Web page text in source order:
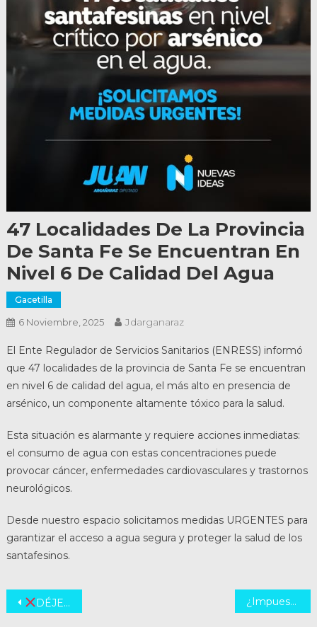
47 Localidades De La Provincia
De Santa Fe Se Encuentran En
Nivel 6 De Calidad Del Agua
Gacetilla
6 Noviembre, 2025 Jdarganaraz
El Ente Regulador de Servicios Sanitarios (ENRESS) informó
que 47 localidades de la provincia de Santa Fe se encuentran
en nivel 6 de calidad del agua, el más alto en presencia de
arsénico, un componente altamente tóxico para la salud.
Esta situación es alarmante y requiere acciones inmediatas:
el consumo de agua con estas concentraciones puede
provocar cáncer, enfermedades cardiovasculares y trastornos
neurológicos.
Desde nuestro espacio solicitamos medidas URGENTES para
garantizar el acceso a agua segura y proteger la salud de los
santafesinos.
Navegación
DÉJENSE DE HINCHAR CON ESTO POR FAVOR ¿Impuesto a las Ganancias para los docentes?